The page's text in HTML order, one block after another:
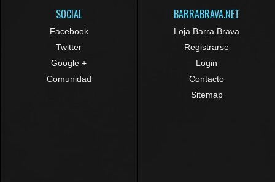
SOCIAL
Facebook
Twitter
Google +
Comunidad
BARRABRAVA.NET
Loja Barra Brava
Registrarse
Login
Contacto
Sitemap